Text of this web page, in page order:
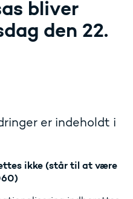
bliver
den 22.
er indeholdt i
ikke (står til at være